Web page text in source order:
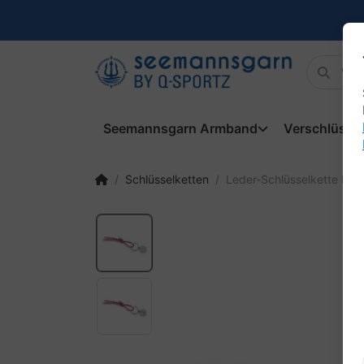
Seemannsgarn Armband
Schlüsselketten Leder-Schlüsselkette